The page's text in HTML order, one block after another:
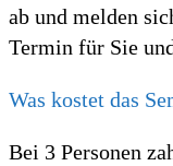
ab und melden
Termin für Sie
Was kostet das
Bei 3 Personen